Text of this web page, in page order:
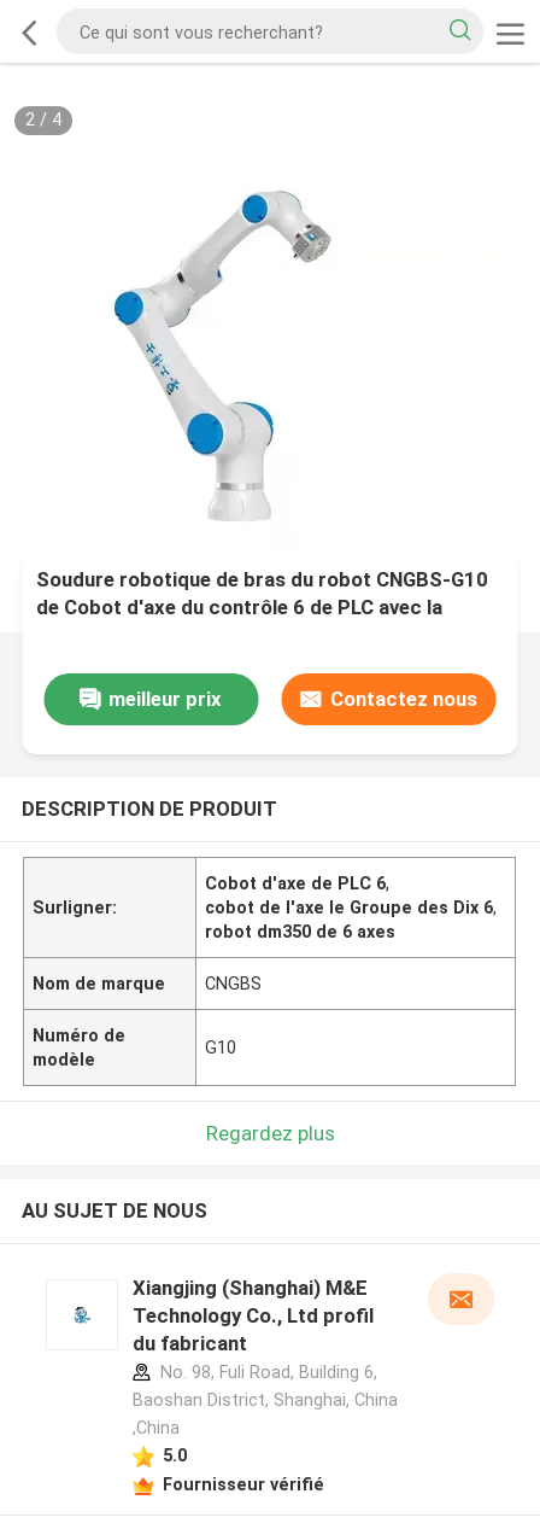
2/ 4
Soudure robotique de bras du robot CNGBS-G10
de Cobot d'axe du contrôle 6 de PLC avec la
meilleur prix Contactez nous
DESCRIPTION DE PRODUIT
Surligner:
Cobot d'axe de PLC 6,
cobot de l'axe le Groupe des Dix 6,
robot dm350 de 6 axes
Nom de marque CNGBS
Numéro de
modèle
G10
Regardez plus
AU SUJET DE NOUS
Xiangjing (Shanghai) M&E
Technology Co., Ltd profil
du fabricant
No. 98, Fuli Road, Building 6,
Baoshan District, Shanghai, China
,China
5.0
Fournisseur vérifié